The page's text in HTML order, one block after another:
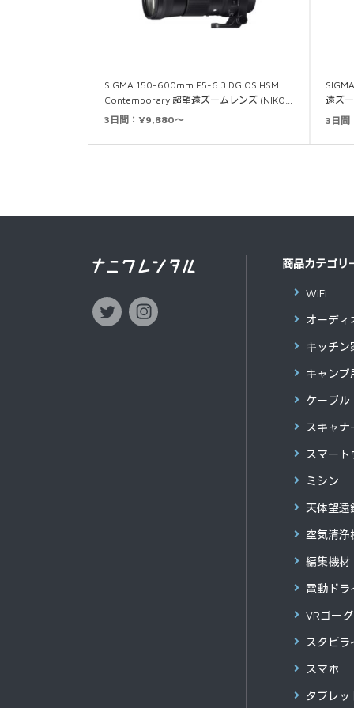
SIGMA 150-600mm F5-6.3 DG OS HSM
Contemporary 超望遠ズームレンズ (NIKO…
3日間：¥9,880～
遠ズ
3日
商品カテゴリ
WiFi
オーディ
キッチン
キャンプ
ケーブル
スキャナ
スマート
ミシン
天体望遠
空気清浄
編集機材
電動ドラ
VRゴー
スタビラ
スマホ
タブレッ